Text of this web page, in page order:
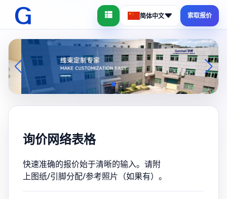
简体中文 索取报价
询价网络表格
快速准确的报价始于清晰的输入。请附
上图纸/引脚分配/参考照片（如果有）。